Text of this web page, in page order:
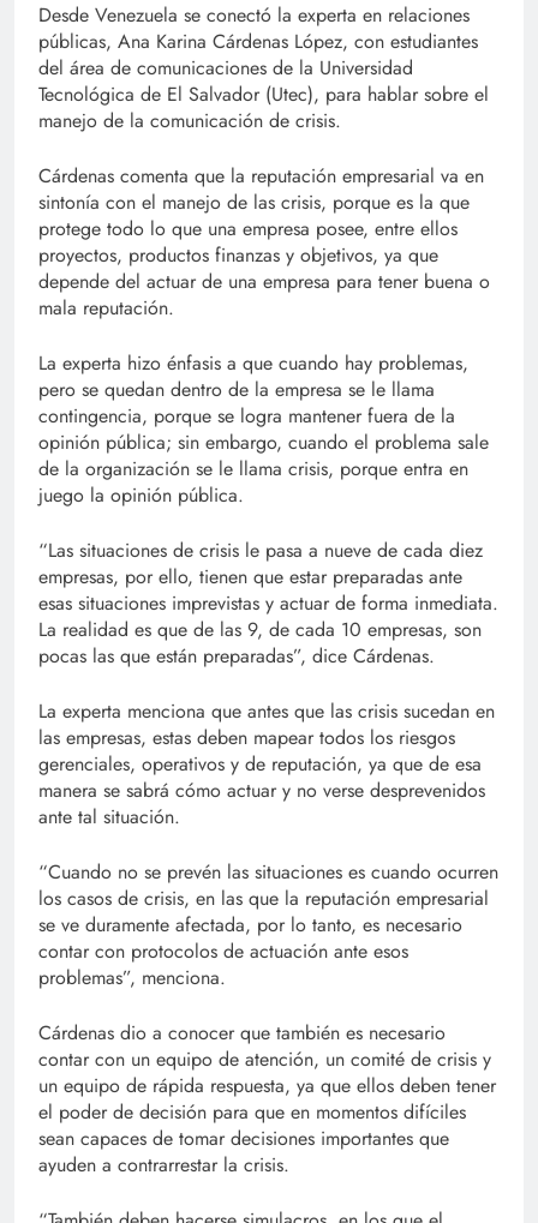
Desde Venezuela se conectó la experta en relaciones
públicas, Ana Karina Cárdenas López, con estudiantes
del área de comunicaciones de la Universidad
Tecnológica de El Salvador (Utec), para hablar sobre el
manejo de la comunicación de crisis.
Cárdenas comenta que la reputación empresarial va en
sintonía con el manejo de las crisis, porque es la que
protege todo lo que una empresa posee, entre ellos
proyectos, productos finanzas y objetivos, ya que
depende del actuar de una empresa para tener buena o
mala reputación.
La experta hizo énfasis a que cuando hay problemas,
pero se quedan dentro de la empresa se le llama
contingencia, porque se logra mantener fuera de la
opinión pública; sin embargo, cuando el problema sale
de la organización se le llama crisis, porque entra en
juego la opinión pública.
“Las situaciones de crisis le pasa a nueve de cada diez
empresas, por ello, tienen que estar preparadas ante
esas situaciones imprevistas y actuar de forma inmediata.
La realidad es que de las 9, de cada 10 empresas, son
pocas las que están preparadas”, dice Cárdenas.
La experta menciona que antes que las crisis sucedan en
las empresas, estas deben mapear todos los riesgos
gerenciales, operativos y de reputación, ya que de esa
manera se sabrá cómo actuar y no verse desprevenidos
ante tal situación.
“Cuando no se prevén las situaciones es cuando ocurren
los casos de crisis, en las que la reputación empresarial
se ve duramente afectada, por lo tanto, es necesario
contar con protocolos de actuación ante esos
problemas”, menciona.
Cárdenas dio a conocer que también es necesario
contar con un equipo de atención, un comité de crisis y
un equipo de rápida respuesta, ya que ellos deben tener
el poder de decisión para que en momentos difíciles
sean capaces de tomar decisiones importantes que
ayuden a contrarrestar la crisis.